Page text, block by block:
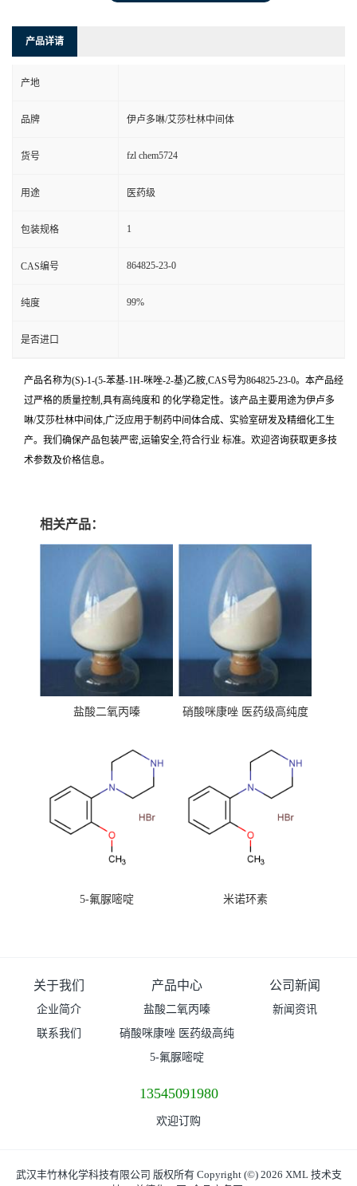
产品详请
产地
品牌 伊卢多啉/艾莎杜林中间体
货号 fzl chem5724
用途 医药级
包装规格 1
CAS编号 864825-23-0
纯度 99%
是否进口
产品名称为(S)-1-(5-苯基-1H-咪唑-2-基)乙胺,CAS号为864825-23-0。本产品经
过严格的质量控制,具有高纯度和 的化学稳定性。该产品主要用途为伊卢多
啉/艾莎杜林中间体,广泛应用于制药中间体合成、实验室研发及精细化工生
产。我们确保产品包装严密,运输安全,符合行业 标准。欢迎咨询获取更多技
术参数及价格信息。
相关产品：
盐酸二氧丙嗪
硝酸咪康唑 医药级高纯度
5-氟脲嘧啶 米诺环素
关于我们
企业简介
联系我们
产品中心
盐酸二氧丙嗪
硝酸咪康唑 医药级高纯
度99%原粉
5-氟脲嘧啶
公司新闻
新闻资讯
13545091980
欢迎订购
武汉丰竹林化学科技有限公司 版权所有 Copyright (©) 2026 XML技术支